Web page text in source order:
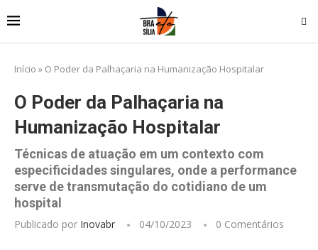
Início » O Poder da Palhaçaria na Humanização Hospitalar
O Poder da Palhaçaria na
Humanização Hospitalar
Técnicas de atuação em um contexto com
especificidades singulares, onde a performance
serve de transmutação do cotidiano de um
hospital
Publicado por Inovabr 04/10/2023 0 Comentários